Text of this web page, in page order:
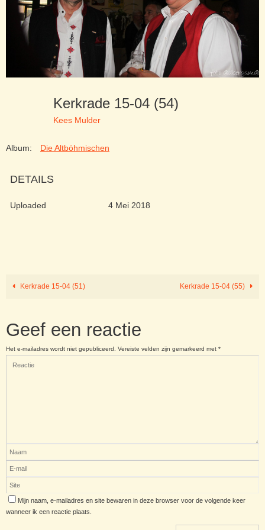
Kerkrade 15-04 (54)
Kees Mulder
Album: Die Altböhmischen
DETAILS
Uploaded 4 Mei 2018
Kerkrade 15-04 (51) Kerkrade 15-04 (55)
Geef een reactie
Het e-mailadres wordt niet gepubliceerd. Vereiste velden zijn gemarkeerd met *
Mijn naam, e-mailadres en site bewaren in deze browser voor de volgende keer
wanneer ik een reactie plaats.